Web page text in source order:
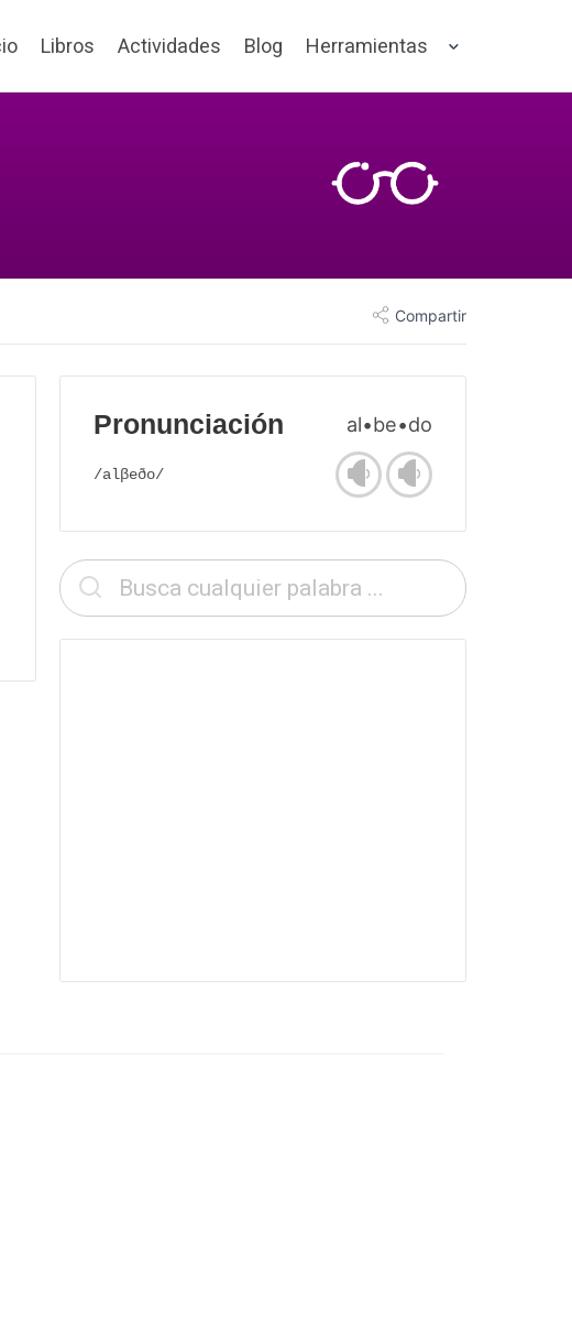
Libros Actividades Blog Herramientas
Compartir
Pronunciación al•be•do
/alβeðo/